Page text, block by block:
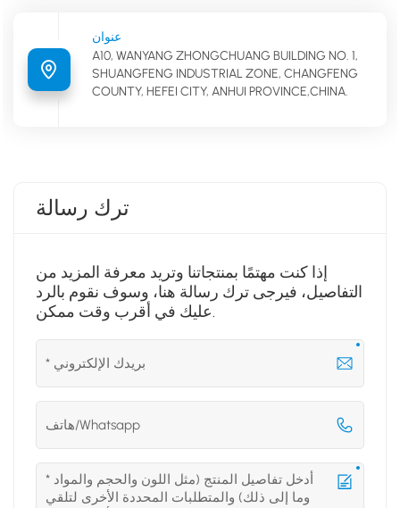
عنوان
A10, WANYANG ZHONGCHUANG BUILDING NO. 1,
SHUANGFENG INDUSTRIAL ZONE, CHANGFENG
COUNTY, HEFEI CITY, ANHUI PROVINCE,CHINA.
ترك رسالة
إذا كنت مهتمًا بمنتجاتنا وتريد معرفة المزيد من
التفاصيل، فيرجى ترك رسالة هنا، وسوف نقوم بالرد
عليك في أقرب وقت ممكن.